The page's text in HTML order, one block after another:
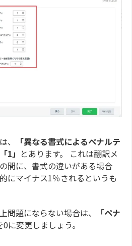
、
「異なる書式によるペナルテ
「1」 とあります。 これは翻訳メ
間に、書式の違いがある場合
にマイナス1％されるというも
問題にならない場合は、
「ペナ
に変更しましょう。